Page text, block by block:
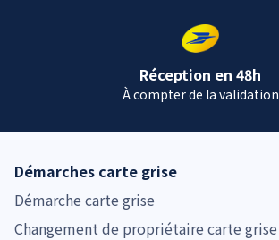
Réception en 48h
À compter de la validation
Démarches carte grise
Démarche carte grise
Changement de propriétaire carte grise